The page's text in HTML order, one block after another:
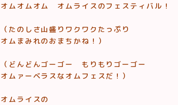
オムオムオム オムライスのフェスティバル！
（たのしさ山盛りワクワクたっぷり
オムまみれのおまちかね！）
（どんどんゴーゴー もりもりゴーゴー
オムァーベラスなオムフェスだ！）
オムライスの